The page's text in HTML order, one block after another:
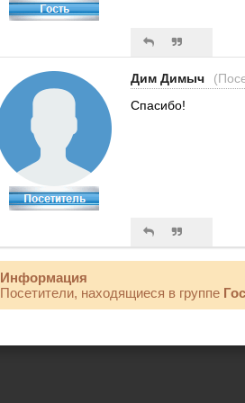
Дим Димыч
Спасибо!
Информация
Посетители, находящиеся в группе